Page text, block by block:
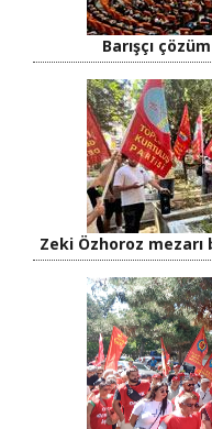
Barışçı
Zeki Özhoroz mezarı